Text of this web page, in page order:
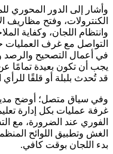
وأشار إلى الدور المحوري
الكنترولات، وفتح مظاريف
وانتظام اللجان، وكفاية
التواصل مع غرف
في أعمال التصحيح والرصد
يجب أن تكون بعيدة تمامًا
قد تُحدث بلبلة أو قلقًا للرأي
وفي سياق متصل؛ أوضح مدير
غرفة عمليات بكل إدارة
الفوري عند الضرورة، مع
الغش وتطبيق اللوائح
بدء اللجان بوقت كافي.